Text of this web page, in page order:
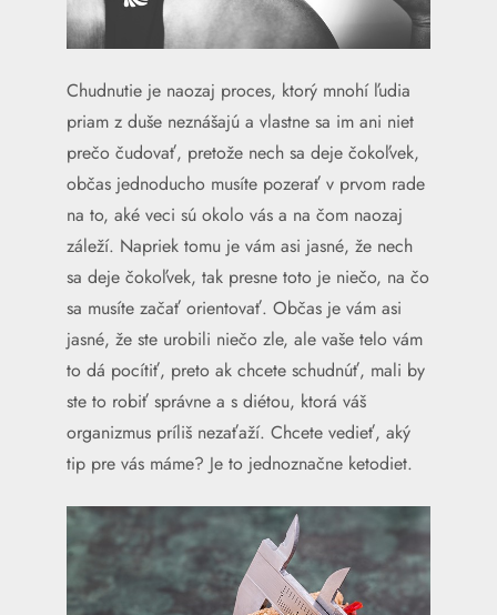
Chudnutie je naozaj proces, ktorý mnohí ľudia
priam z duše neznášajú a vlastne sa im ani niet
prečo čudovať, pretože nech sa deje čokoľvek,
občas jednoducho musíte pozerať v prvom rade
na to, aké veci sú okolo vás a na čom naozaj
záleží. Napriek tomu je vám asi jasné, že nech
sa deje čokoľvek, tak presne toto je niečo, na čo
sa musíte začať orientovať. Občas je vám asi
jasné, že ste urobili niečo zle, ale vaše telo vám
to dá pocítiť, preto ak chcete schudnúť, mali by
ste to robiť správne a s diétou, ktorá váš
organizmus príliš nezaťaží. Chcete vedieť, aký
tip pre vás máme? Je to jednoznačne ketodiet.